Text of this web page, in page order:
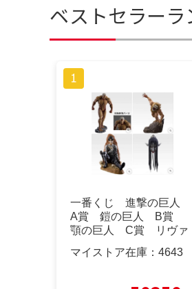
ベストセラー
一番くじ 進撃の巨人
A賞 鎧の巨人 B賞
顎の巨人 C賞 リヴァ
イ D賞コンプ
マイストア在庫： 4643